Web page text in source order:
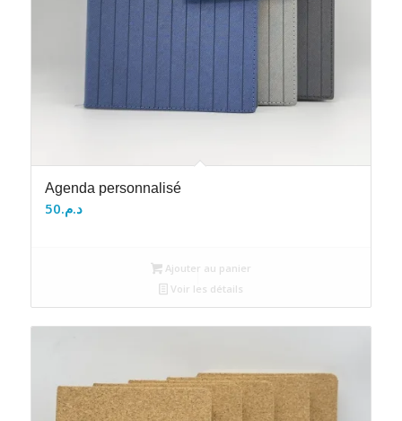
Agenda personnalisé
د.م.50
Ajouter au panier
Voir les détails